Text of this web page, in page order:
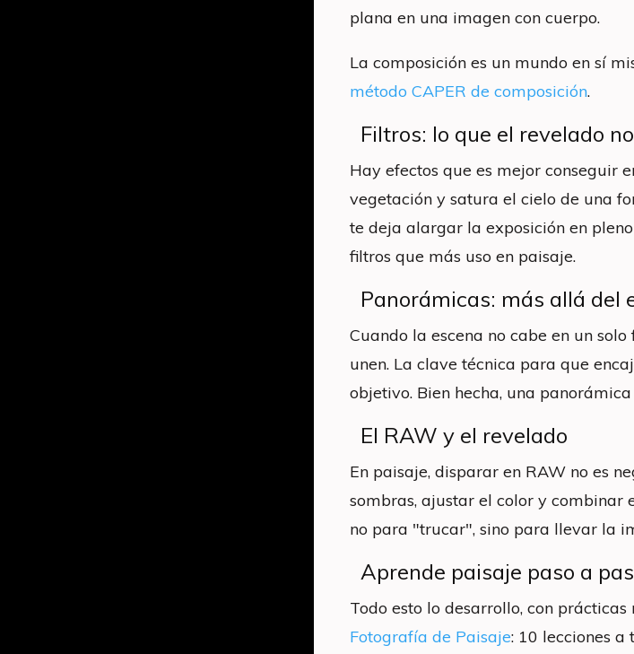
plana en una imagen con cuerpo.
La composición es un mundo en sí
método CAPER de composición.
Filtros: lo que el revelado
Hay efectos que es mejor conseguir
vegetación y satura el cielo de una
te deja alargar la exposición en
filtros que más uso en paisaje.
Panorámicas: más allá del
Cuando la escena no cabe en un
unen. La clave técnica para que
objetivo. Bien hecha, una
El RAW y el revelado
En paisaje, disparar en RAW no es
sombras, ajustar el color y
no para "trucar", sino para llevar la
Aprende paisaje paso a
Todo esto lo desarrollo, con
Fotografía de Paisaje: 10 lecciones a